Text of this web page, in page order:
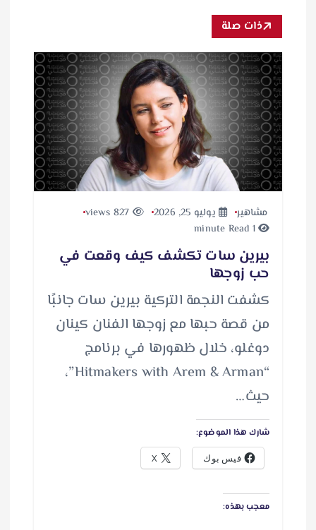
ذات صلة
مشاهير يوليو 25, 2026
1 minute Read
بيرين سات تكشف كيف وقعت في
حب زوجها
كشفت النجمة التركية بيرين سات جانبًا
من قصة حبها مع زوجها الفنان كينان
دوغلو، خلال ظهورها في برنامج
“Hitmakers with Arem & Arman”،
حيث…
شارك هذا الموضوع:
فيس بوك X
معجب بهذه: